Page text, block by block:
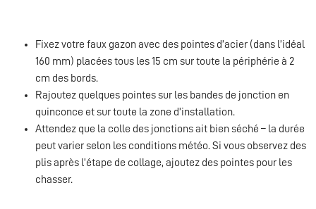
Fixez votre faux gazon avec des pointes d’acier (dans l’idéal
160 mm) placées tous les 15 cm sur toute la périphérie à 2
cm des bords.
Rajoutez quelques pointes sur les bandes de jonction en
quinconce et sur toute la zone d’installation.
Attendez que la colle des jonctions ait bien séché – la durée
peut varier selon les conditions météo. Si vous observez des
plis après l’étape de collage, ajoutez des pointes pour les
chasser.